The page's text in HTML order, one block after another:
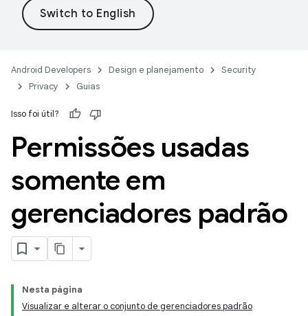
Android Developers Design e planejamento
Security
Privacy
Guias
Isso foi útil?
Permissões usadas
somente em
gerenciadores padrão
Nesta página
Visualizar e alterar o conjunto de gerenciadores padrão